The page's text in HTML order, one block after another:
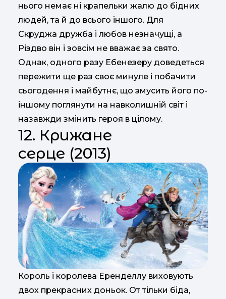
нього немає ні крапельки жалю до бідних
людей, та й до всього іншого. Для
Скруджа дружба і любов незначущі, а
Різдво він і зовсім не вважає за свято.
Однак, одного разу Ебенезеру доведеться
пережити ще раз своє минуле і побачити
сьогодення і майбутнє, що змусить його по-
іншому поглянути на навколишній світ і
назавжди змінить героя в цілому.
12. Крижане
серце (2013)
Король і королева Еренделлу виховують
двох прекрасних доньок. От тільки біда,